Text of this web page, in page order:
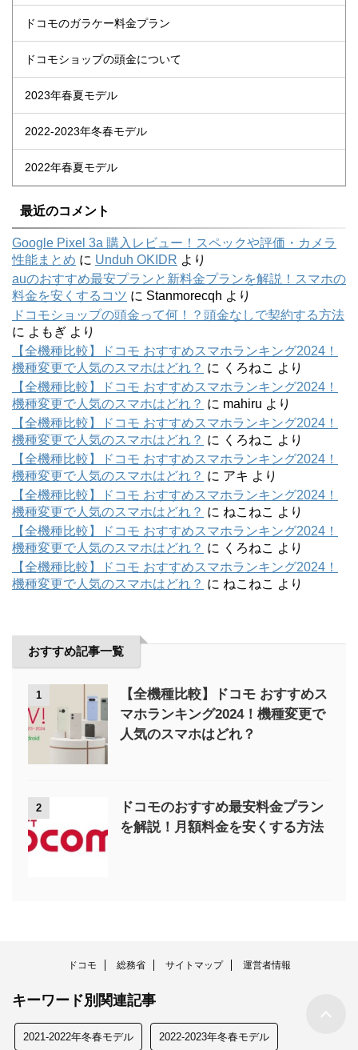
ドコモのガラケー料金プラン
ドコモショップの頭金について
2023年春夏モデル
2022-2023年冬春モデル
2022年春夏モデル
最近のコメント
Google Pixel 3a 購入レビュー！スペックや評価・カメラ
性能まとめ に Unduh OKIDR より
auのおすすめ最安プランと新料金プランを解説！スマホの
料金を安くするコツ に Stanmorecqh より
ドコモショップの頭金って何！？頭金なしで契約する方法
に よもぎ より
【全機種比較】ドコモ おすすめスマホランキング2024！
機種変更で人気のスマホはどれ？ に くろねこ より
【全機種比較】ドコモ おすすめスマホランキング2024！
機種変更で人気のスマホはどれ？ に mahiru より
【全機種比較】ドコモ おすすめスマホランキング2024！
機種変更で人気のスマホはどれ？ に くろねこ より
【全機種比較】ドコモ おすすめスマホランキング2024！
機種変更で人気のスマホはどれ？ に アキ より
【全機種比較】ドコモ おすすめスマホランキング2024！
機種変更で人気のスマホはどれ？ に ねこねこ より
【全機種比較】ドコモ おすすめスマホランキング2024！
機種変更で人気のスマホはどれ？ に くろねこ より
【全機種比較】ドコモ おすすめスマホランキング2024！
機種変更で人気のスマホはどれ？ に ねこねこ より
おすすめ記事一覧
1
【全機種比較】ドコモ おすすめス
マホランキング2024！機種変更で
人気のスマホはどれ？
2
ドコモのおすすめ最安料金プラン
を解説！月額料金を安くする方法
ドコモ 総務省 サイトマップ 運営者情報
キーワード別関連記事
2021-2022年冬春モデル 2022-2023年冬春モデル